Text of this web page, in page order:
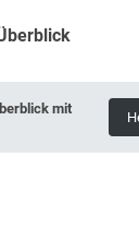
mit